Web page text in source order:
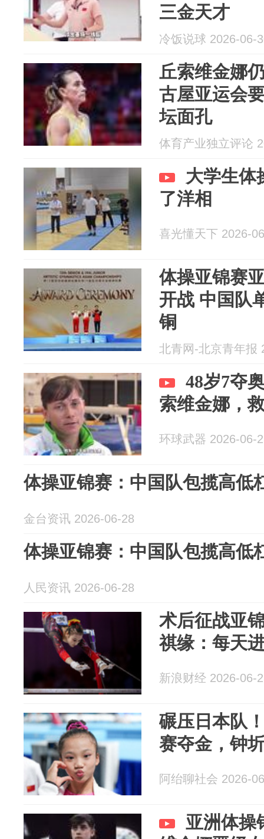
三金天才
冷饭说球 2026-06-
丘索维金娜
古屋亚运会
坛面孔
体育产业独立评论
大学生体
了洋相
喜光懂天下 2026-
体操亚锦赛
开战 中国队
铜
北青网-北京青年报
48岁7夺
索维金娜，
环球武器 2026-06-
体操亚锦赛：中国队包揽高低
金台资讯 2026-06-28
体操亚锦赛：中国队包揽高低
人民资讯 2026-06-28
术后征战亚
祺缘：每天
新浪财经 2026-06-
碾压日本队
赛夺金，钟
阿绐聊社会 2026-
亚洲体操